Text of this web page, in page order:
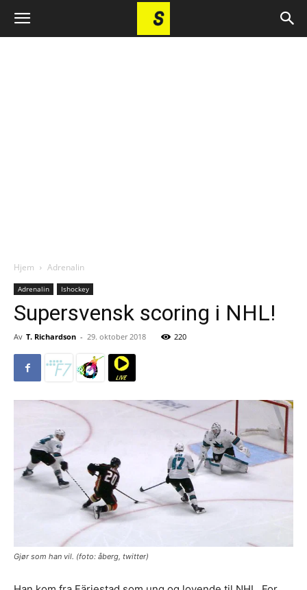
Hjem Adrenalin
Adrenalin Ishockey
Supersvensk scoring i NHL!
Av T. Richardson - 29. oktober 2018 220
Gjør som han vil. (foto: åberg, twitter)